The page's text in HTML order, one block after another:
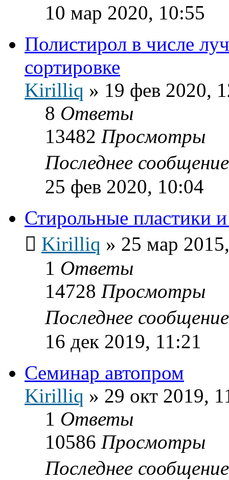
10 мар 2020, 10:55
Полистирол в числе
сортировке
Kirilliq » 19 фев 2020,
8 Ответы
13482 Просмотры
Последнее
25 фев 2020, 10:04
Стирольные пластики
Kirilliq » 25 мар
1 Ответы
14728 Просмотры
Последнее
16 дек 2019, 11:21
Семинар автопром
Kirilliq » 29 окт 2019,
1 Ответы
10586 Просмотры
Последнее